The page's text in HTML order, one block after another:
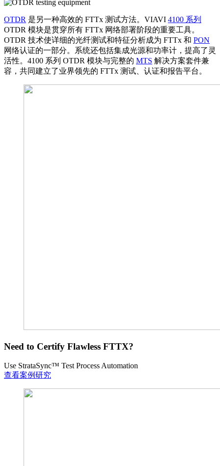
OTDR 是另一种高效的 FTTx 测试方法。VIAVI 4100 系列
OTDR 模块是贯穿所有 FTTx 网络部署阶段的重要工具。
OTDR 技术使详细的光纤测试和特征分析成为 FTTx 和 PON
网络认证的一部分。系统还包括集成光源和功率计，提高了灵
活性。4100 系列 OTDR 模块与完整的 MTS 解决方案套件兼
容，共同建立了业界领先的 FTTx 测试、认证和报告平台。
Need to Certify Flawless FTTX?
Use StrataSync™ Test Process Automation
查看案例研究